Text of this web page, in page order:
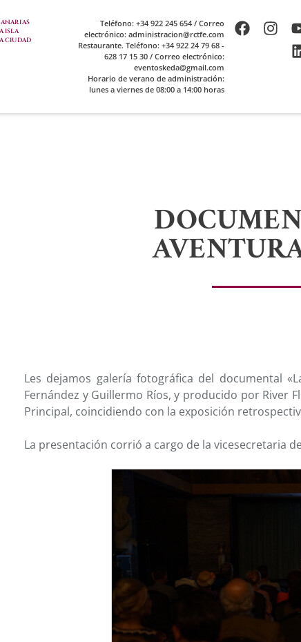
ISLA
CIUDAD
Teléfono: +34 922 245 654 / Correo
electrónico: administracion@rctfe.com
Restaurante. Teléfono: +34 922 24 79 68 -
628 17 15 30 / Correo electrónico:
eventoskeda@gmail.com
Horario de verano de administración:
lunes a viernes de 08:00 a 14:00 horas
Les dejamos galería fotográfica del documental
Fernández y Guillermo Ríos, y producido por River
Principal, coincidiendo con la exposición
La presentación corrió a cargo de la vicesecretaria